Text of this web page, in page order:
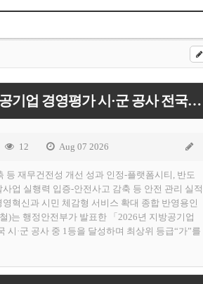
[용인티비종합뉴스] 용인도시공사, 행정안전부 지방공기업 경영평가 시·군 공사 전국 1등 달성
12 Aug 07 2026
등 재무건전성 개선 성과 인정-플랫폼시티, 반도
업 실행력 입증-안전사고 감축 등 안전 관리 실적
영혁신과 시민 체감형 서비스 확대 종합 반영용인
)는 행정안전부가 발표한 「2026년 지방공기업
시·군 공사 중 1등을 달성하며 최상위 등급“가”를